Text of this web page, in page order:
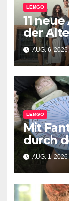
LEMGO
11
der
AUG. 6, 2026
LEMGO
Mit
durch
AUG. 1, 2026